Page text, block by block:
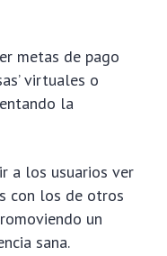
metas de pago
virtuales o
la
a los usuarios ver
con los de otros
un
sana.